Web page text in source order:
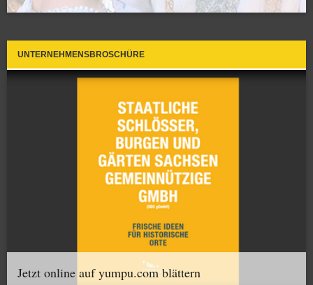
UNTERNEHMENSBROSCHÜRE
Jetzt online auf yumpu.com blättern